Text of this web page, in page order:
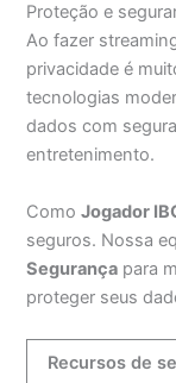
Proteção e
Ao fazer
privacidade é
tecnologias
dados com
entretenimento.
ComoJogador
seguros. Nossa
Segurança para
proteger seus
Recursos de